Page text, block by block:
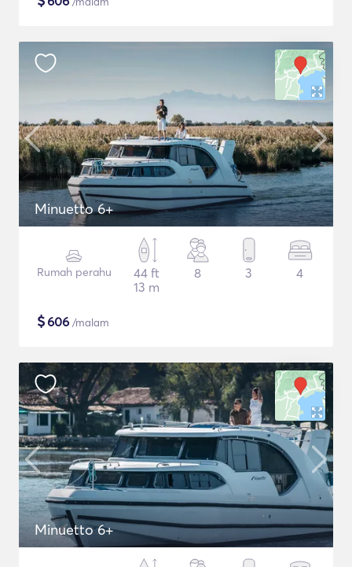
Minuetto 6+
Rumah perahu
44 ft
13 m
8 3 4
$606 /malam
Minuetto 6+